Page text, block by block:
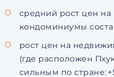
средний рост цен на
кондоминиумы
рост цен на
(где расположен
сильным по стране: